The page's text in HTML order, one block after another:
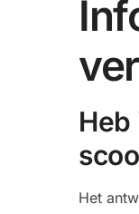
Het